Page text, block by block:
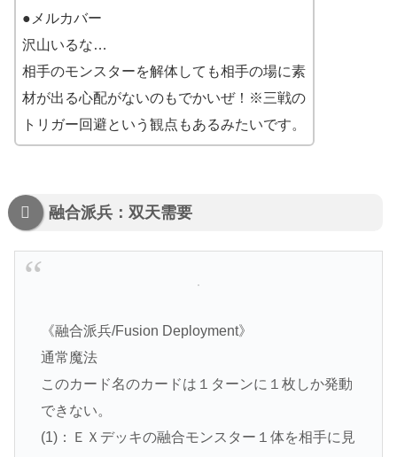
●メルカバー
沢山いるな…
相手のモンスターを解体しても相手の場に素
材が出る心配がないのもでかいぜ！※三戦の
トリガー回避という観点もあるみたいです。
融合派兵：双天需要
《融合派兵/Fusion Deployment》
通常魔法
このカード名のカードは１ターンに１枚しか発動
できない。
(1)：ＥＸデッキの融合モンスター１体を相手に見